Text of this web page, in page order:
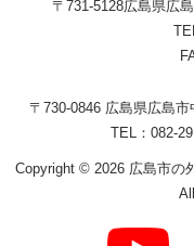
〒731-5128広島県広
〒730-0846 広島県広島
TEL：082-
Copyright © 2026 広島市の